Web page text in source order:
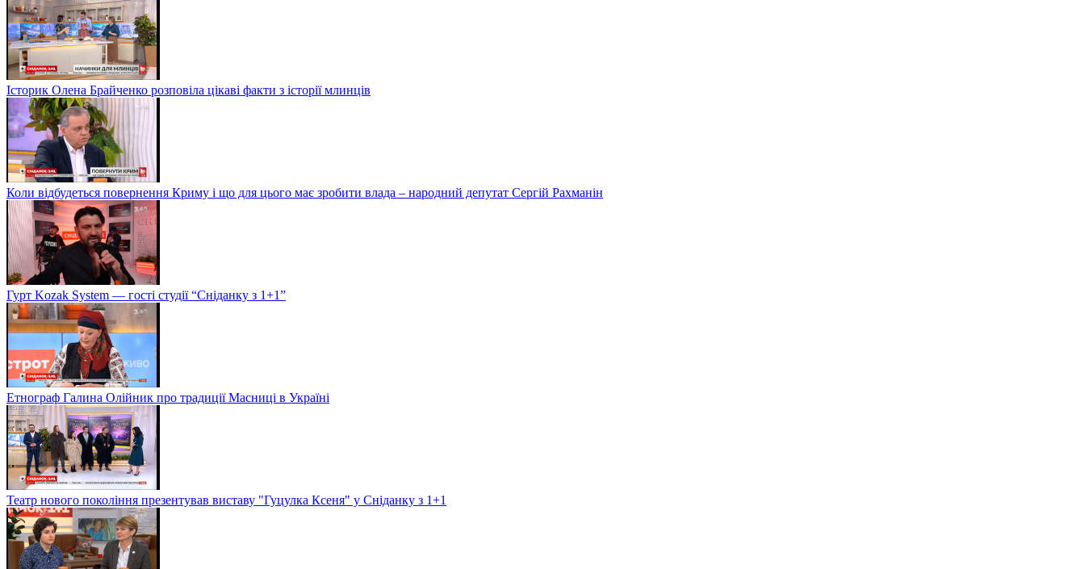
Історик Олена Брайченко розповіла цікаві факти з історії млинців
Коли відбудеться повернення Криму і що для цього має зробити влада – народний депутат Сергій Рахманін
Гурт Kozak System — гості студії “Сніданку з 1+1”
Етнограф Галина Олійник про традиції Масниці в Україні
Театр нового покоління презентував виставу "Гуцулка Ксеня" у Сніданку з 1+1